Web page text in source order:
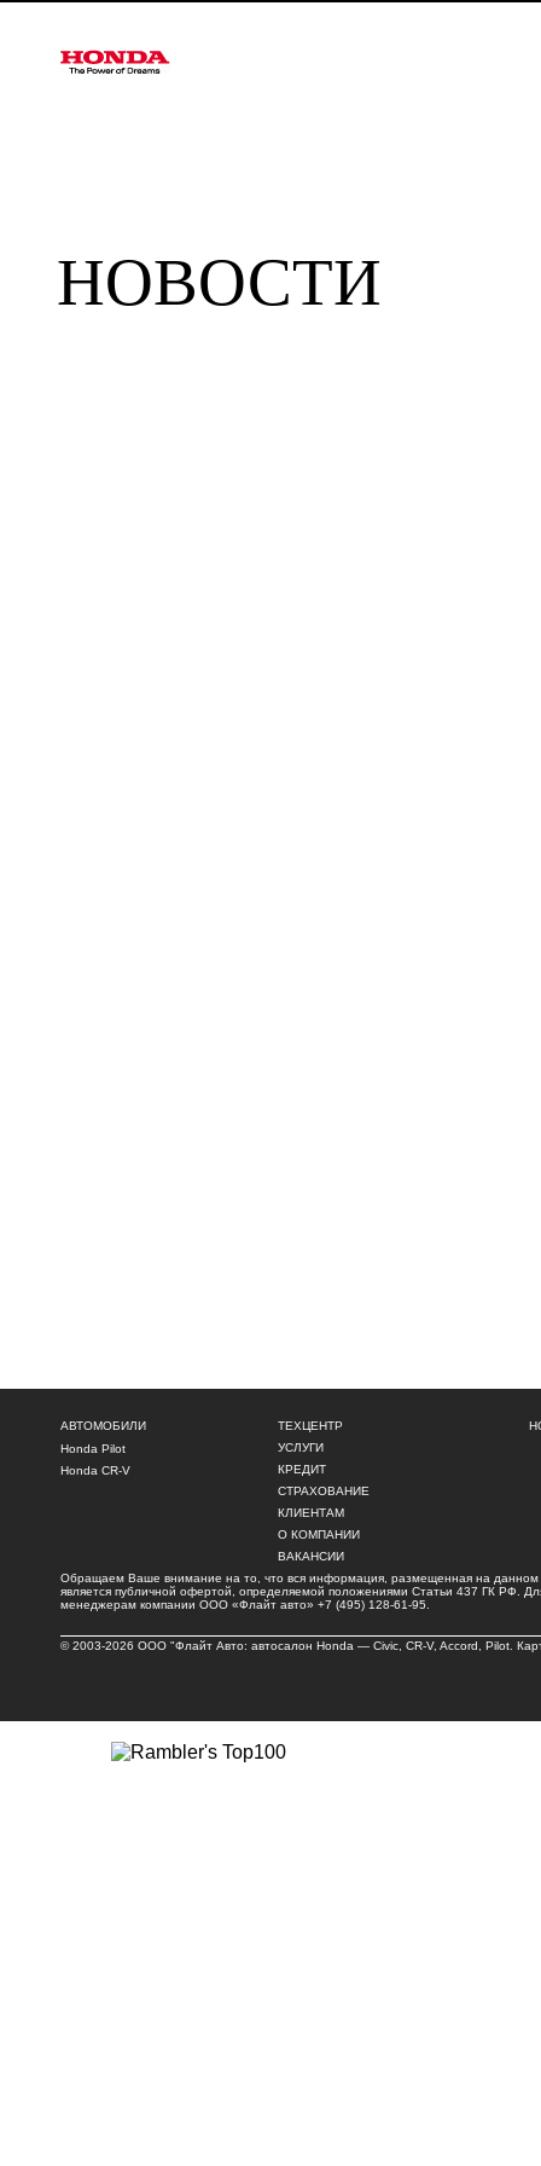
НОВОСТИ
АВТОМОБИЛИ
Honda Pilot
Honda CR-V
ТЕХЦЕНТР
УСЛУГИ
КРЕДИТ
СТРАХОВАНИЕ
КЛИЕНТАМ
О КОМПАНИИ
ВАКАНСИИ
Обращаем Ваше внимание на то, что вся информация, размещенная на данном
является публичной офертой, определяемой положениями Статьи 437 ГК РФ.
менеджерам компании ООО «Флайт авто» +7 (495) 128-61-95
© 2003-2026 ООО "Флайт Авто: автосалон Honda — Civic , CR-V, Accord, Pilot.